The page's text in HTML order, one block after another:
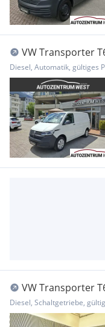
VW Transporter
TDI DSG ..netto
Kastenwagen
Diesel, Automatik, gültiges
VW Transporter
Servotronic,
Kastenwagen
Diesel, Schaltgetriebe,